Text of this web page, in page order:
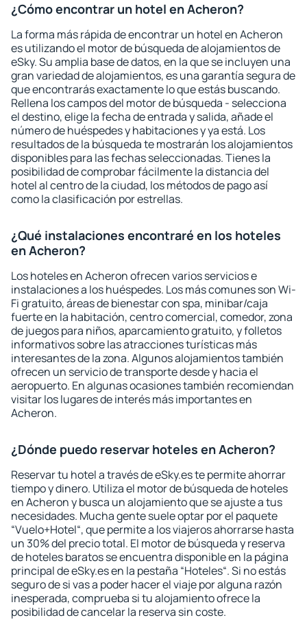
¿Cómo encontrar un hotel en Acheron?
La forma más rápida de encontrar un hotel en Acheron
es utilizando el motor de búsqueda de alojamientos de
eSky. Su amplia base de datos, en la que se incluyen una
gran variedad de alojamientos, es una garantía segura de
que encontrarás exactamente lo que estás buscando.
Rellena los campos del motor de búsqueda - selecciona
el destino, elige la fecha de entrada y salida, añade el
número de huéspedes y habitaciones y ya está. Los
resultados de la búsqueda te mostrarán los alojamientos
disponibles para las fechas seleccionadas. Tienes la
posibilidad de comprobar fácilmente la distancia del
hotel al centro de la ciudad, los métodos de pago así
como la clasificación por estrellas.
¿Qué instalaciones encontraré en los hoteles
en Acheron?
Los hoteles en Acheron ofrecen varios servicios e
instalaciones a los huéspedes. Los más comunes son Wi-
Fi gratuito, áreas de bienestar con spa, minibar/caja
fuerte en la habitación, centro comercial, comedor, zona
de juegos para niños, aparcamiento gratuito, y folletos
informativos sobre las atracciones turísticas más
interesantes de la zona. Algunos alojamientos también
ofrecen un servicio de transporte desde y hacia el
aeropuerto. En algunas ocasiones también recomiendan
visitar los lugares de interés más importantes en
Acheron.
¿Dónde puedo reservar hoteles en Acheron?
Reservar tu hotel a través de eSky.es te permite ahorrar
tiempo y dinero. Utiliza el motor de búsqueda de hoteles
en Acheron y busca un alojamiento que se ajuste a tus
necesidades. Mucha gente suele optar por el paquete
“Vuelo+Hotel“, que permite a los viajeros ahorrarse hasta
un 30% del precio total. El motor de búsqueda y reserva
de hoteles baratos se encuentra disponible en la página
principal de eSky.es en la pestaña “Hoteles“. Si no estás
seguro de si vas a poder hacer el viaje por alguna razón
inesperada, comprueba si tu alojamiento ofrece la
posibilidad de cancelar la reserva sin coste.